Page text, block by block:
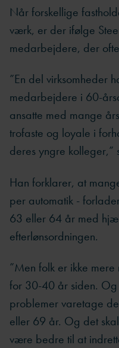
Når forskellige
værk, er der ifølge
medarbejdere, der
”En del virksomheder
medarbejdere i 60-
ansatte med mange
trofaste og loyale i
deres yngre kolleger,”
Han forklarer, at
per automatik -
63 eller 64 år med
efterlønsordningen.
”Men folk er ikke
for 30-40 år siden. Og
problemer varetage
eller 69 år. Og det
være bedre til at